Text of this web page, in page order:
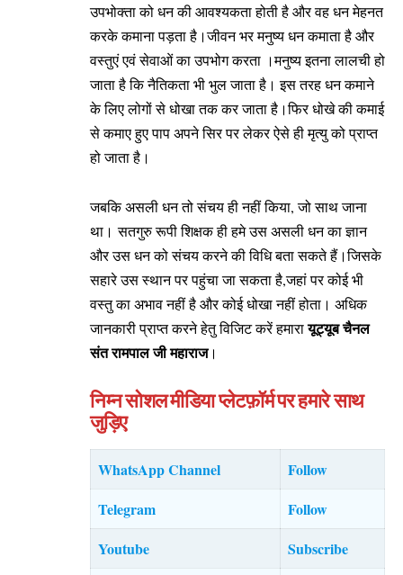
उपभोक्ता को धन की आवश्यकता होती है और वह धन मेहनत
करके कमाना पड़ता है।जीवन भर मनुष्य धन कमाता है और
वस्तुएं एवं सेवाओं का उपभोग करता ।मनुष्य इतना लालची हो
जाता है कि नैतिकता भी भुल जाता है। इस तरह धन कमाने
के लिए लोगों से धोखा तक कर जाता है।फिर धोखे की कमाई
से कमाए हुए पाप अपने सिर पर लेकर ऐसे ही मृत्यु को प्राप्त
हो जाता है।
जबकि असली धन तो संचय ही नहीं किया, जो साथ जाना
था। सतगुरु रूपी शिक्षक ही हमे उस असली धन का ज्ञान
और उस धन को संचय करने की विधि बता सकते हैं।जिसके
सहारे उस स्थान पर पहुंचा जा सकता है,जहां पर कोई भी
वस्तु का अभाव नहीं है और कोई धोखा नहीं होता। अधिक
जानकारी प्राप्त करने हेतु विजिट करें हमारायूट्यूब चैनल
संत रामपाल जी महाराज।
निम्न सोशल मीडिया प्लेटफ़ॉर्म पर हमारे साथ
जुड़िए
WhatsApp Channel
Follow
Telegram
Follow
Youtube
Subscribe